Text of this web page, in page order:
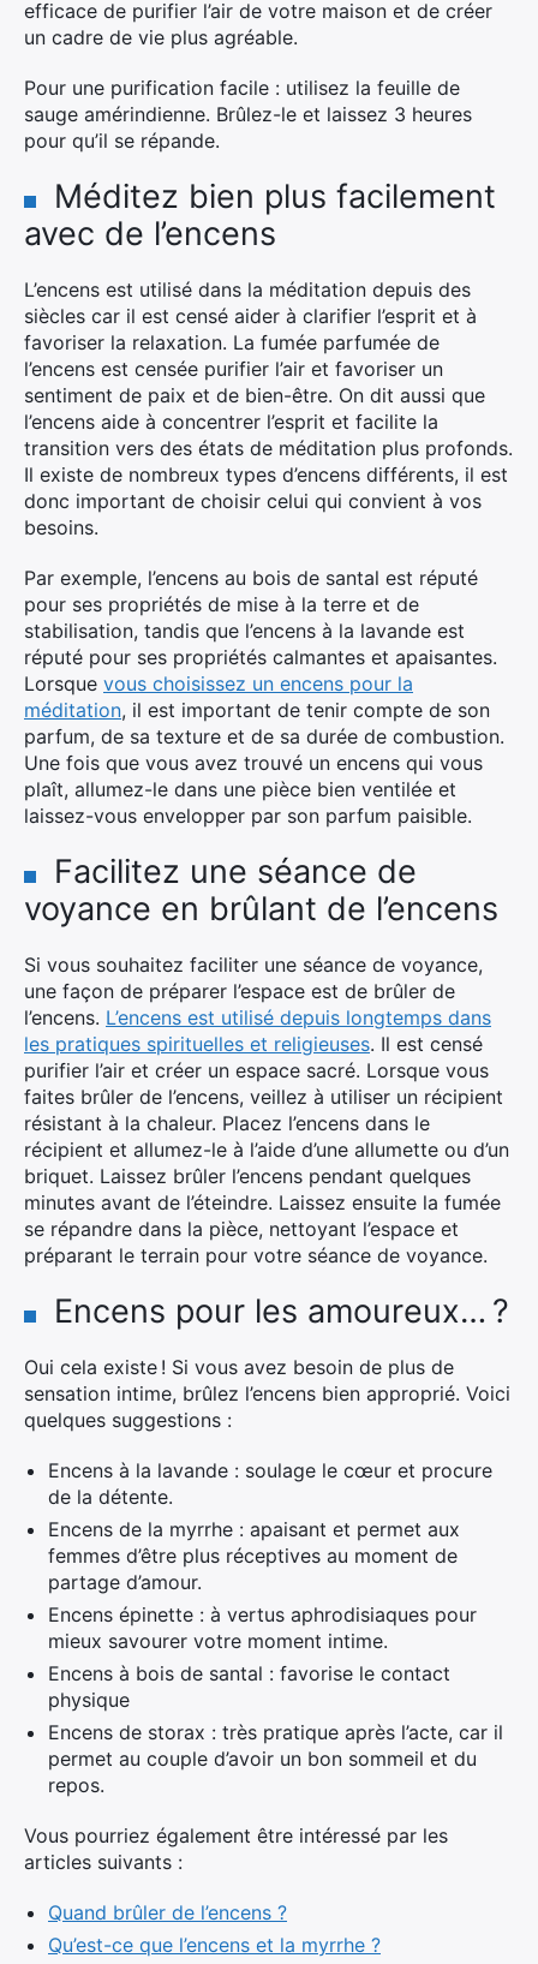
efficace de purifier l’air de votre maison et de créer
un cadre de vie plus agréable.
Pour une purification facile : utilisez la feuille de
sauge amérindienne. Brûlez-le et laissez 3 heures
pour qu’il se répande.
Méditez bien plus facilement
avec de l’encens
L’encens est utilisé dans la méditation depuis des
siècles car il est censé aider à clarifier l’esprit et à
favoriser la relaxation. La fumée parfumée de
l’encens est censée purifier l’air et favoriser un
sentiment de paix et de bien-être. On dit aussi que
l’encens aide à concentrer l’esprit et facilite la
transition vers des états de méditation plus profonds.
Il existe de nombreux types d’encens différents, il est
donc important de choisir celui qui convient à vos
besoins.
Par exemple, l’encens au bois de santal est réputé
pour ses propriétés de mise à la terre et de
stabilisation, tandis que l’encens à la lavande est
réputé pour ses propriétés calmantes et apaisantes.
Lorsque vous choisissez un encens pour la
méditation, il est important de tenir compte de son
parfum, de sa texture et de sa durée de combustion.
Une fois que vous avez trouvé un encens qui vous
plaît, allumez-le dans une pièce bien ventilée et
laissez-vous envelopper par son parfum paisible.
Facilitez une séance de
voyance en brûlant de l’encens
Si vous souhaitez faciliter une séance de voyance,
une façon de préparer l’espace est de brûler de
l’encens. L’encens est utilisé depuis longtemps dans
les pratiques spirituelles et religieuses. Il est censé
purifier l’air et créer un espace sacré. Lorsque vous
faites brûler de l’encens, veillez à utiliser un récipient
résistant à la chaleur. Placez l’encens dans le
récipient et allumez-le à l’aide d’une allumette ou d’un
briquet. Laissez brûler l’encens pendant quelques
minutes avant de l’éteindre. Laissez ensuite la fumée
se répandre dans la pièce, nettoyant l’espace et
préparant le terrain pour votre séance de voyance.
Encens pour les amoureux… ?
Oui cela existe ! Si vous avez besoin de plus de
sensation intime, brûlez l’encens bien approprié. Voici
quelques suggestions :
Encens à la lavande : soulage le cœur et procure
de la détente.
Encens de la myrrhe : apaisant et permet aux
femmes d’être plus réceptives au moment de
partage d’amour.
Encens épinette : à vertus aphrodisiaques pour
mieux savourer votre moment intime.
Encens à bois de santal : favorise le contact
physique
Encens de storax : très pratique après l’acte, car il
permet au couple d’avoir un bon sommeil et du
repos.
Vous pourriez également être intéressé par les
articles suivants :
Quand brûler de l’encens ?
Qu’est-ce que l’encens et la myrrhe ?